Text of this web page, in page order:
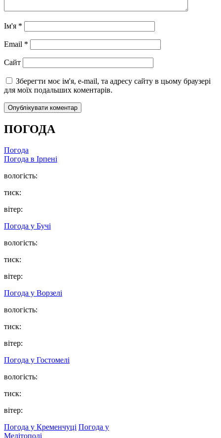
Ім'я *
Email *
Сайт
Зберегти моє ім'я, e-mail, та адресу сайту в цьому браузері
для моїх подальших коментарів.
ПОГОДА
Погода
Погода в Ірпені
вологість:
тиск:
вітер:
Погода у Бучі
вологість:
тиск:
вітер:
Погода у Ворзелі
вологість:
тиск:
вітер:
Погода у Гостомелі
вологість:
тиск:
вітер:
Погода у Кременчуці Погода у
Мелітополі